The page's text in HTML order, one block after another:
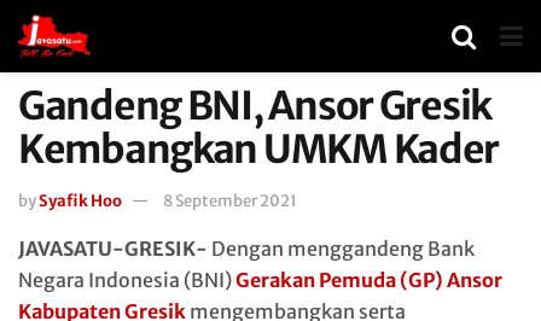
Gandeng BNI, Ansor Gresik
Kembangkan UMKM Kader
bySyafik Hoo 8 September 2021
JAVASATU-GRESIK- Dengan menggandeng Bank
Negara Indonesia (BNI)Gerakan Pemuda (GP) Ansor
Kabupaten Gresik mengembangkan serta